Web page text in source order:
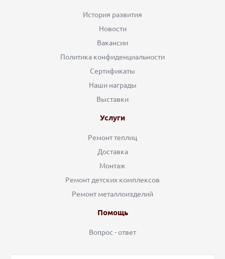
История развития
Новости
Вакансии
Политика конфиденциальности
Сертификаты
Наши награды
Выставки
Услуги
Ремонт теплиц
Доставка
Монтаж
Ремонт детских комплексов
Ремонт металлоизделий
Помощь
Вопрос - ответ